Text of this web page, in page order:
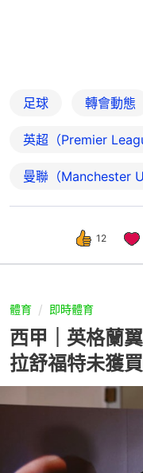
足球 轉會動態
英超（Premier
曼聯（Manchester
12
體育 即時體育
西甲｜英格蘭
拉舒福特未獲